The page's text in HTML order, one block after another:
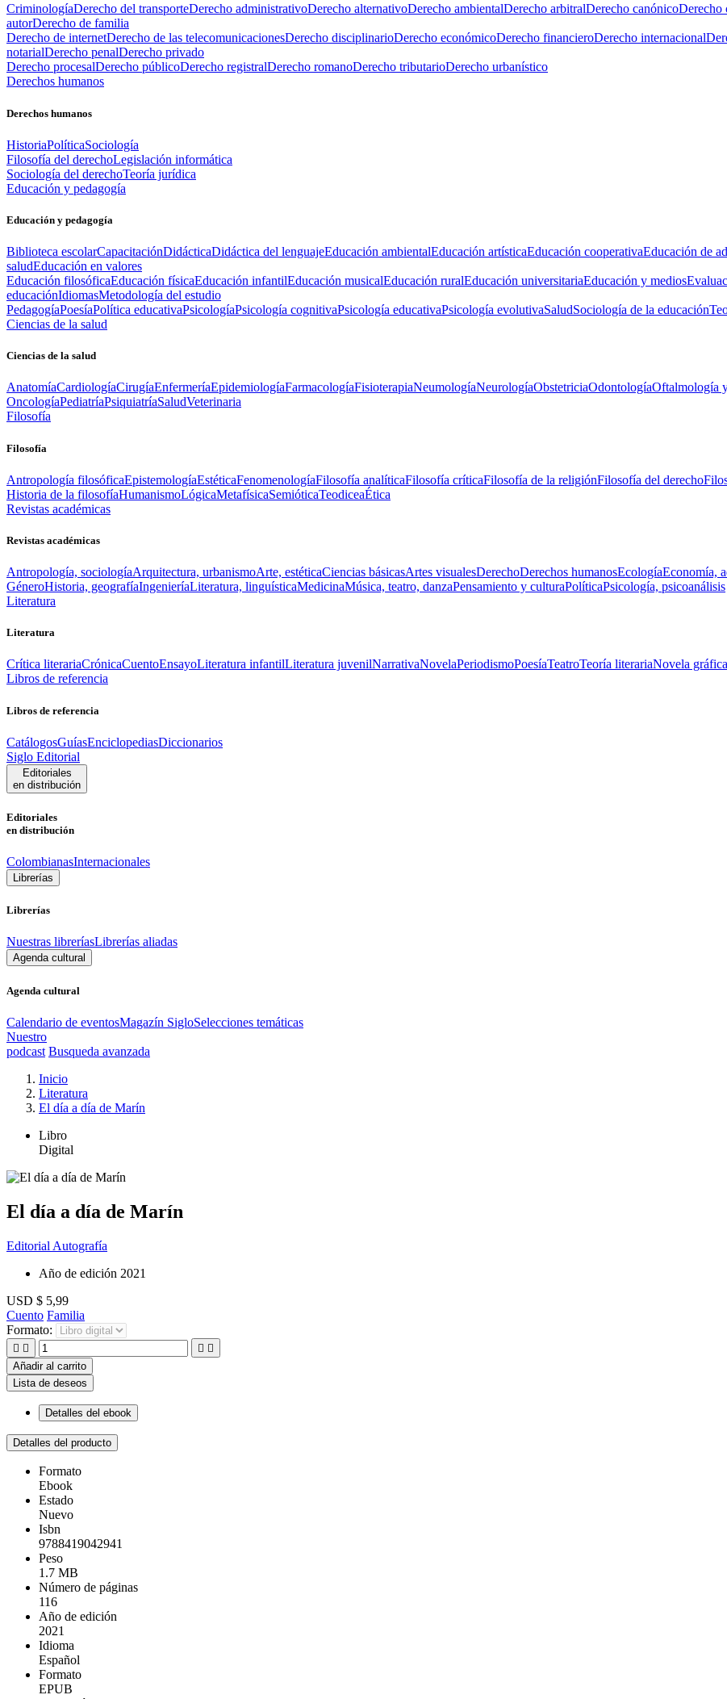
CriminologíaDerecho del transporteDerecho administrativoDerecho alternativoDerecho ambientalDerecho arbitralDerecho canónicoDerecho
autorDerecho de familia
Derecho de internetDerecho de las telecomunicacionesDerecho disciplinarioDerecho económicoDerecho financieroDerecho internacional
notarialDerecho penalDerecho privado
Derecho procesalDerecho públicoDerecho registralDerecho romanoDerecho tributarioDerecho urbanístico
Derechos humanos
Derechos humanos
HistoriaPolíticaSociología
Filosofía del derechoLegislación informática
Sociología del derechoTeoría jurídica
Educación y pedagogía
Educación y pedagogía
Biblioteca escolarCapacitaciónDidácticaDidáctica del lenguajeEducación ambientalEducación artísticaEducación cooperativaEducación de
saludEducación en valores
Educación filosóficaEducación físicaEducación infantilEducación musicalEducación ruralEducación universitariaEducación y medios
educaciónIdiomasMetodología del estudio
PedagogíaPoesíaPolítica educativaPsicologíaPsicología cognitivaPsicología educativaPsicología evolutivaSaludSociología de la educación
Ciencias de la salud
Ciencias de la salud
AnatomíaCardiologíaCirugíaEnfermeríaEpidemiologíaFarmacologíaFisioterapiaNeumologíaNeurologíaObstetriciaOdontologíaOftalmología
OncologíaPediatríaPsiquiatríaSaludVeterinaria
Filosofía
Filosofía
Antropología filosóficaEpistemologíaEstéticaFenomenologíaFilosofía analíticaFilosofía críticaFilosofía de la religiónFilosofía del derecho
Historia de la filosofíaHumanismoLógicaMetafísicaSemióticaTeodiceaÉtica
Revistas académicas
Revistas académicas
Antropología, sociologíaArquitectura, urbanismoArte, estéticaCiencias básicasArtes visualesDerechoDerechos humanosEcologíaEconomía,
GéneroHistoria, geografíaIngenieríaLiteratura, linguísticaMedicinaMúsica, teatro, danzaPensamiento y culturaPolíticaPsicología, psicoanálisis
Literatura
Literatura
Crítica literariaCrónicaCuentoEnsayoLiteratura infantilLiteratura juvenilNarrativaNovelaPeriodismoPoesíaTeatroTeoría literariaNovela gráfica
Libros de referencia
Libros de referencia
CatálogosGuíasEnciclopediasDiccionarios
Siglo Editorial
Editoriales
en distribución
Editoriales
en distribución
ColombianasInternacionales
Librerías
Librerías
Nuestras libreríasLibrerías aliadas
Agenda cultural
Agenda cultural
Calendario de eventosMagazín SigloSelecciones temáticas
Nuestro
podcast Busqueda avanzada
Inicio
Literatura
El día a día de Marín
Libro
Digital
El día a día de Marín
Editorial Autografía
Año de edición 2021
USD $ 5,99
Cuento Familia
Formato:
   
Añadir al carrito
Lista de deseos
Detalles del ebook
Detalles del producto
Formato
Ebook
Estado
Nuevo
Isbn
9788419042941
Peso
1.7 MB
Número de páginas
116
Año de edición
2021
Idioma
Español
Formato
EPUB